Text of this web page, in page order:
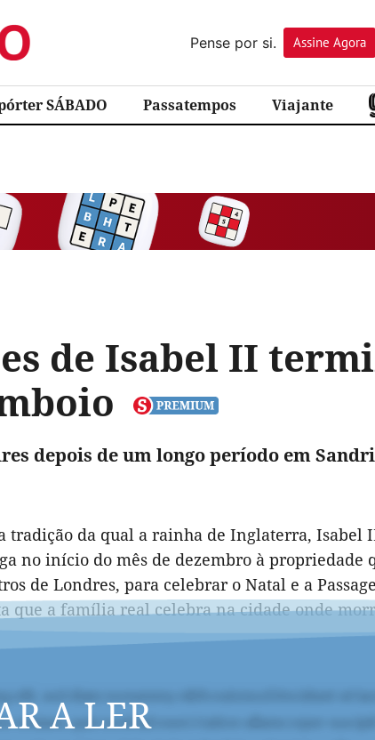
Pense por si.
Assine Agora
SÁBADO Passatempos Viajante
de Isabel II
depois de um longo período em
tradição da qual a rainha de Inglaterra, Isabel
no início do mês de dezembro à propriedade
de Londres, para celebrar o Natal e a
que a família real celebra na cidade onde
A LER